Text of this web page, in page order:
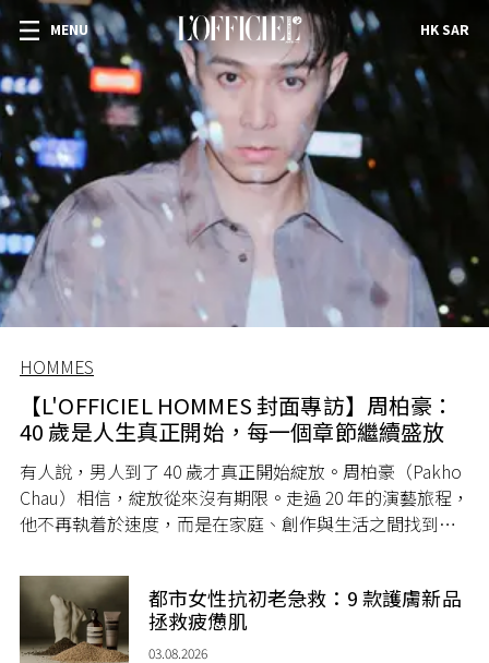
MENU HK SAR
HOMMES
【L'OFFICIEL HOMMES 封面專訪】周柏豪：
40 歲是人生真正開始，每一個章節繼續盛放
有人說，男人到了 40 歲才真正開始綻放。周柏豪（Pakho
Chau）相信，綻放從來沒有期限。走過 20 年的演藝旅程，
他不再執着於速度，而是在家庭、創作與生活之間找到屬
都市女性抗初老急救：9 款護膚新品
拯救疲憊肌
03.08.2026